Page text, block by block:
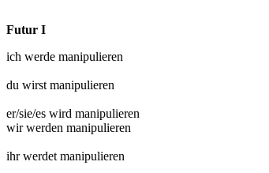
Futur I
ich werde manipulieren
du wirst manipulieren
er/sie/es wird manipulieren
wir werden manipulieren
ihr werdet manipulieren